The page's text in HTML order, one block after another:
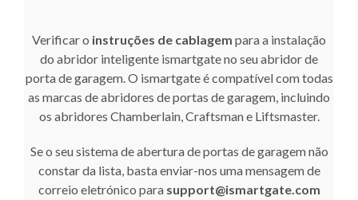
Verificar o instruções de cablagem para a instalação
do abridor inteligente ismartgate no seu abridor de
porta de garagem. O ismartgate é compatível com todas
as marcas de abridores de portas de garagem, incluindo
os abridores Chamberlain, Craftsman e Liftsmaster.
Se o seu sistema de abertura de portas de garagem não
constar da lista, basta enviar-nos uma mensagem de
correio eletrónico para support@ismartgate.com